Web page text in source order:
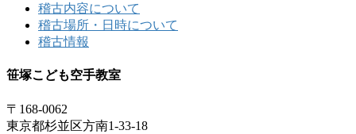
稽古内容について
稽古場所・日時について
稽古情報
笹塚こども空手教室
〒168-0062
東京都杉並区方南1-33-18